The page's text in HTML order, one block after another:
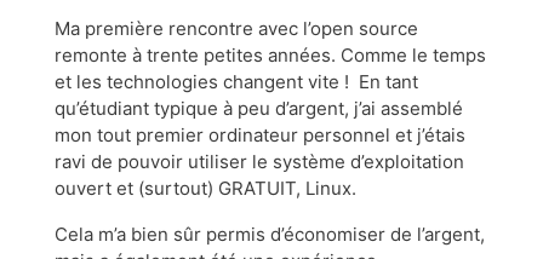
Ma première rencontre avec l’open source
remonte à trente petites années. Comme le temps
et les technologies changent vite ! En tant
qu’étudiant typique à peu d’argent, j’ai assemblé
mon tout premier ordinateur personnel et j’étais
ravi de pouvoir utiliser le système d’exploitation
ouvert et (surtout) GRATUIT, Linux.
Cela m’a bien sûr permis d’économiser de l’argent,